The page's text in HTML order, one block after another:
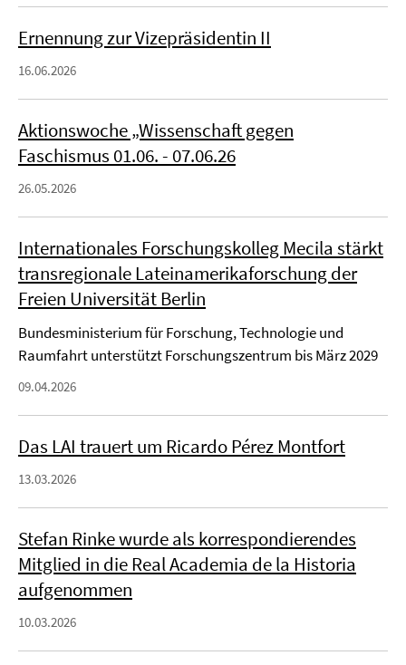
Ernennung zur Vizepräsidentin II
16.06.2026
Aktionswoche „Wissenschaft gegen
Faschismus 01.06. - 07.06.26
26.05.2026
Internationales Forschungskolleg Mecila stärkt
transregionale Lateinamerikaforschung der
Freien Universität Berlin
Bundesministerium für Forschung, Technologie und
Raumfahrt unterstützt Forschungszentrum bis März 2029
09.04.2026
Das LAI trauert um Ricardo Pérez Montfort
13.03.2026
Stefan Rinke wurde als korrespondierendes
Mitglied in die Real Academia de la Historia
aufgenommen
10.03.2026